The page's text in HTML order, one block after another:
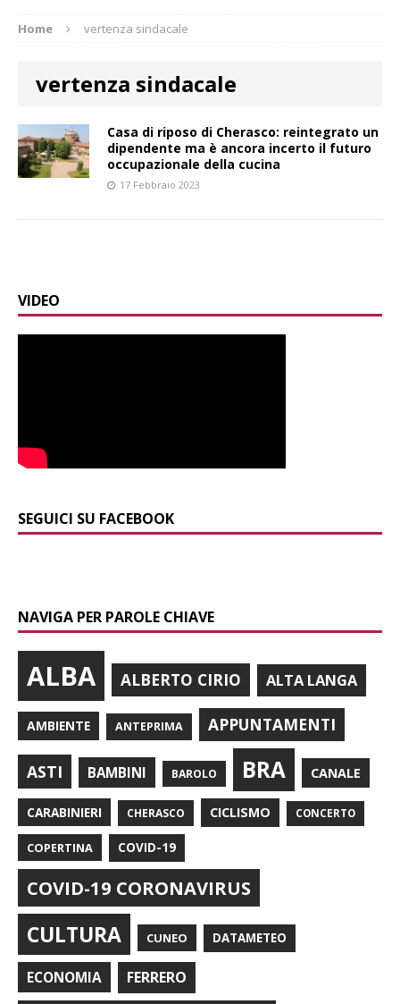
Home vertenza sindacale
vertenza sindacale
Casa di riposo di Cherasco: reintegrato un
dipendente ma è ancora incerto il futuro
occupazionale della cucina
17 Febbraio 2023
VIDEO
SEGUICI SU FACEBOOK
NAVIGA PER PAROLE CHIAVE
ALBA ALBERTO CIRIO ALTA LANGA
AMBIENTE ANTEPRIMA APPUNTAMENTI
ASTI BAMBINI BAROLO BRA CANALE
CARABINIERI CHERASCO CICLISMO CONCERTO
COPERTINA COVID-19
COVID-19 CORONAVIRUS
CULTURA CUNEO DATAMETEO
ECONOMIA FERRERO